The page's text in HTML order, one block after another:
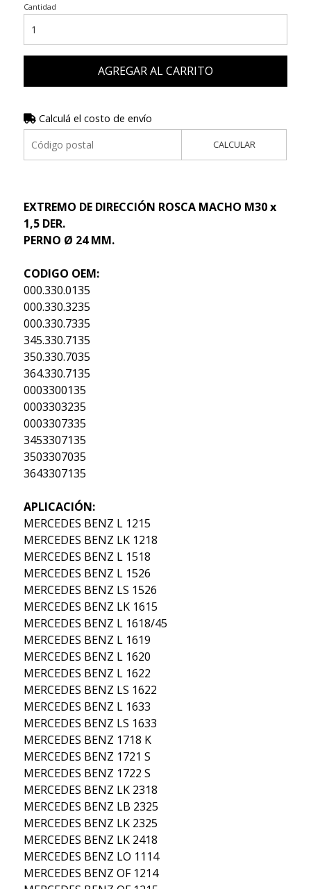
Cantidad
AGREGAR AL CARRITO
Calculá el costo de envío
CALCULAR
EXTREMO DE DIRECCIÓN ROSCA MACHO M30 x
1,5 DER.
PERNO Ø 24 MM.
CODIGO OEM:
000.330.0135
000.330.3235
000.330.7335
345.330.7135
350.330.7035
364.330.7135
0003300135
0003303235
0003307335
3453307135
3503307035
3643307135
APLICACIÓN:
MERCEDES BENZ L 1215
MERCEDES BENZ LK 1218
MERCEDES BENZ L 1518
MERCEDES BENZ L 1526
MERCEDES BENZ LS 1526
MERCEDES BENZ LK 1615
MERCEDES BENZ L 1618/45
MERCEDES BENZ L 1619
MERCEDES BENZ L 1620
MERCEDES BENZ L 1622
MERCEDES BENZ LS 1622
MERCEDES BENZ L 1633
MERCEDES BENZ LS 1633
MERCEDES BENZ 1718 K
MERCEDES BENZ 1721 S
MERCEDES BENZ 1722 S
MERCEDES BENZ LK 2318
MERCEDES BENZ LB 2325
MERCEDES BENZ LK 2325
MERCEDES BENZ LK 2418
MERCEDES BENZ LO 1114
MERCEDES BENZ OF 1214